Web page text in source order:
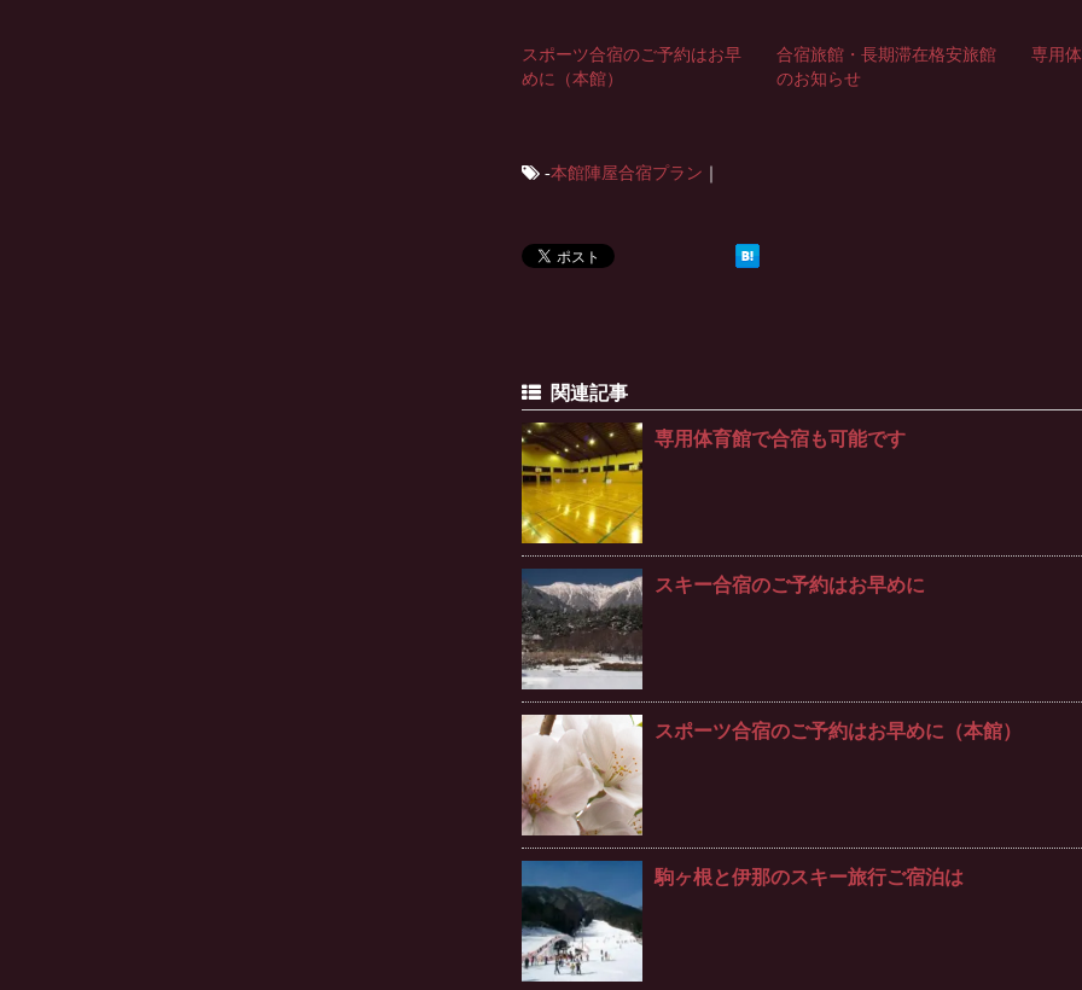
スポーツ合宿のご予約はお早
めに（本館）
合宿旅館・長期滞在格安旅館
のお知らせ
専用
-本館陣屋合宿プラン
関連記事
専用体育館で合宿も可能です
スキー合宿のご予約はお早めに
スポーツ合宿のご予約はお早めに（本館）
駒ヶ根と伊那のスキー旅行ご宿泊は